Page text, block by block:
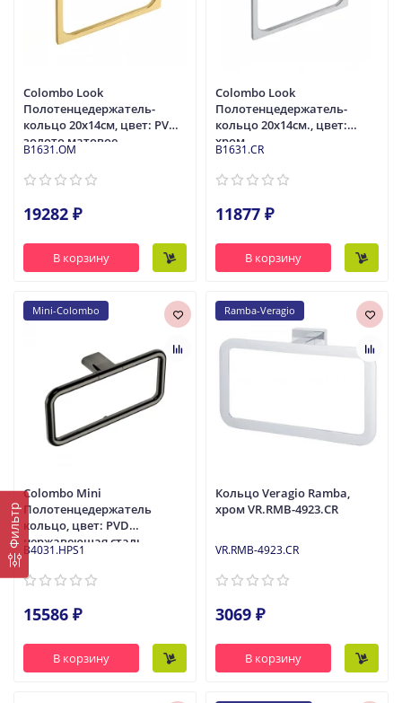
Фильтр
Colombo Look
Полотенцедержатель-
кольцо 20х14см, цвет: PVD
золото матовое
B1631.OM
19282 ₽
В корзину
Colombo Look
Полотенцедержатель-
кольцо 20х14см., цвет:
хром
B1631.CR
11877 ₽
В корзину
Mini-Colombo
Colombo Mini
Полотенцедержатель
кольцо, цвет: PVD
нержавеющая сталь
B4031.HPS1
15586 ₽
В корзину
Ramba-Veragio
Кольцо Veragio Ramba,
хром VR.RMB-4923.CR
VR.RMB-4923.CR
3069 ₽
В корзину